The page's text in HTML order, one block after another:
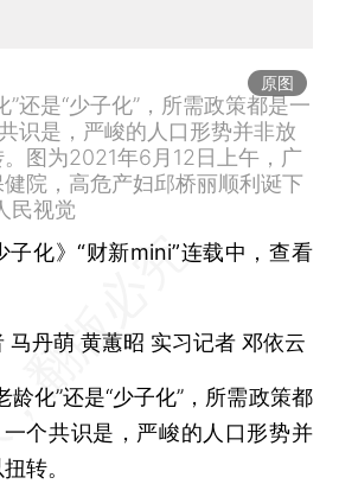
原图
”还是“少子化”，所需政策都是一
识是，严峻的人口形势并非放
图为2021年6月12日上午，广
院，高危产妇邱桥丽顺利诞下
民视觉
子化》“财新mini”连载中，查看
马丹萌 黄蕙昭 实习记者 邓依云
化”还是“少子化”，所需政策都
一个共识是，严峻的人口形势并
转。